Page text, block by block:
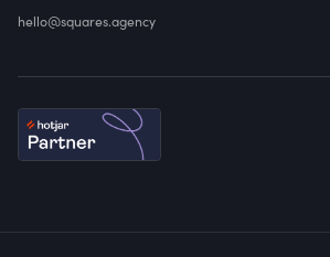
hello@squares.agency